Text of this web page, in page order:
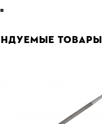
товары